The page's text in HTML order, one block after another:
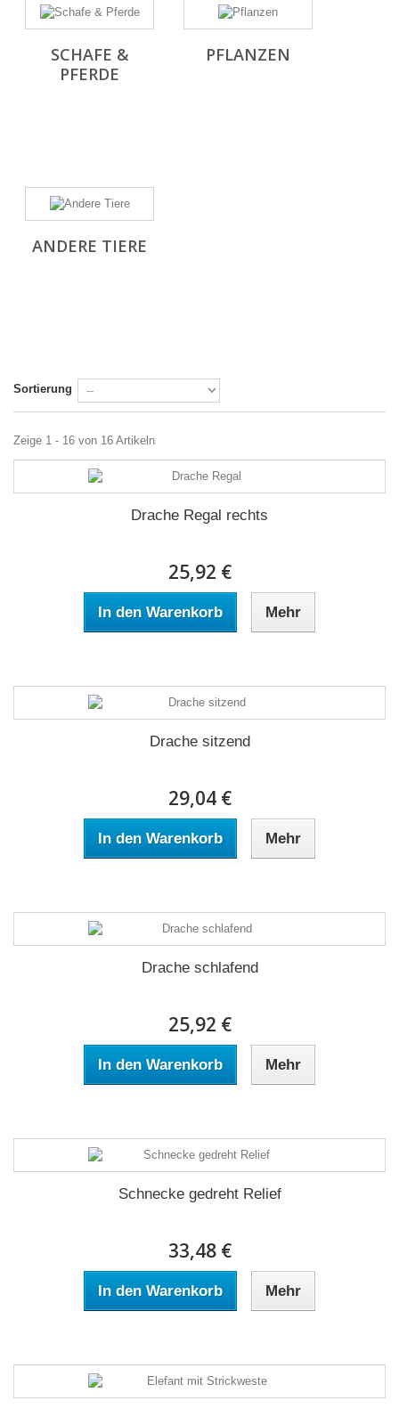
SCHAFE &
PFERDE
PFLANZEN
ANDERE TIERE
Sortierung
Zeige 1 - 16 von 16 Artikeln
Drache Regal rechts
25,92 €
In den Warenkorb Mehr
Drache sitzend
29,04 €
In den Warenkorb Mehr
Drache schlafend
25,92 €
In den Warenkorb Mehr
Schnecke gedreht Relief
33,48 €
In den Warenkorb Mehr